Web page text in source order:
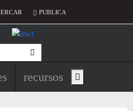
del compte d'usuari
PUBLICA
principal de
recursos Show main menu